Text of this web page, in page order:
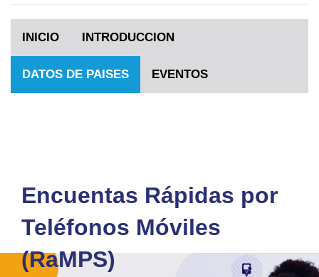
INICIO INTRODUCCION
DATOS DE PAISES EVENTOS
Encuentas Rápidas por
Teléfonos Móviles
(RaMPS)